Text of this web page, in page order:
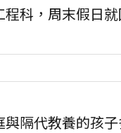
科，周末假日
隔代教養的孩